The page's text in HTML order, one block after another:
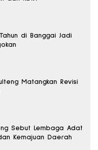
di Banggai Jadi
Matangkan Revisi
Sebut Lembaga Adat
Kemajuan Daerah